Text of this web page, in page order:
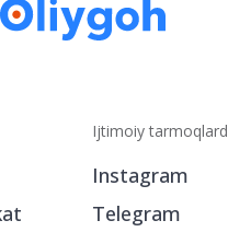
Ijtimoiy tarmoqlarda